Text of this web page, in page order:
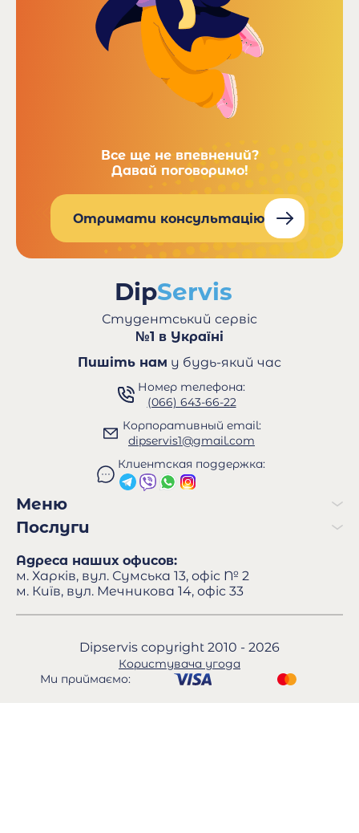
Все ще не впевнений?
Давай поговоримо!
Отримати консультацію
Студентський сервіс
№1 в Україні
Пишіть нам у будь-який час
Номер телефона:
(066) 643-66-22
Корпоративный email:
dipservis1@gmail.com
Клиентская поддержка:
Меню
Послуги
Адреса наших офисов:
м. Харків, вул. Сумська 13, офіс № 2
м. Київ, вул. Мечникова 14, офіс 33
Dipservis copyright 2010 - 2026
Користувача угода
Ми приймаємо: